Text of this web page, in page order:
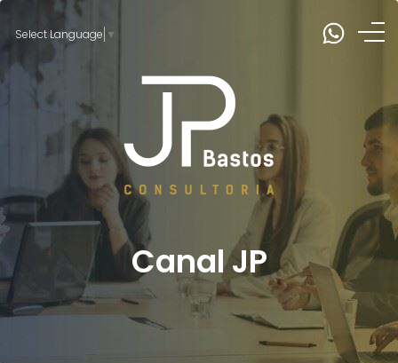
Select Language ▼
Canal JP